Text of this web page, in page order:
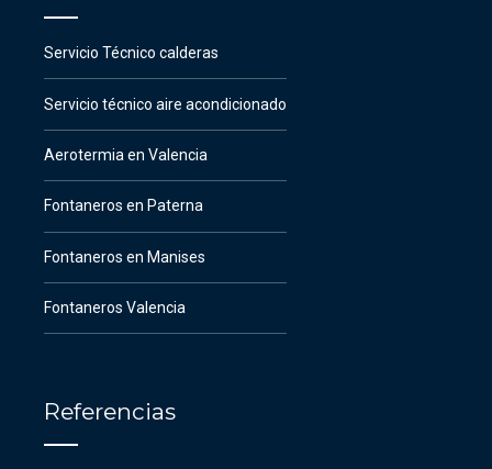
Servicio Técnico calderas
Servicio técnico aire acondicionado
Aerotermia en Valencia
Fontaneros en Paterna
Fontaneros en Manises
Fontaneros Valencia
Referencias